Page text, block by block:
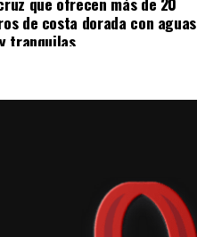
de costa dorada con aguas
tranquilas